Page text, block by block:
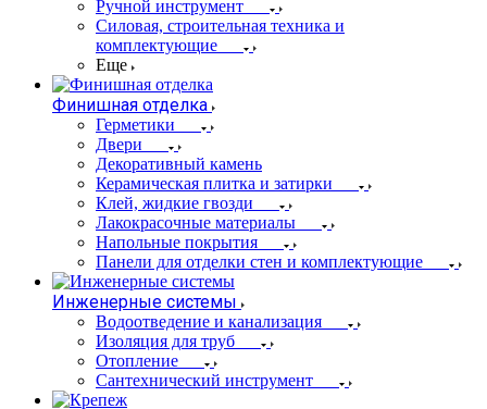
Ручной инструмент
Силовая, строительная техника и
комплектующие
Еще
Финишная отделка
Герметики
Двери
Декоративный камень
Керамическая плитка и затирки
Клей, жидкие гвозди
Лакокрасочные материалы
Напольные покрытия
Панели для отделки стен и комплектующие
Инженерные системы
Водоотведение и канализация
Изоляция для труб
Отопление
Сантехнический инструмент